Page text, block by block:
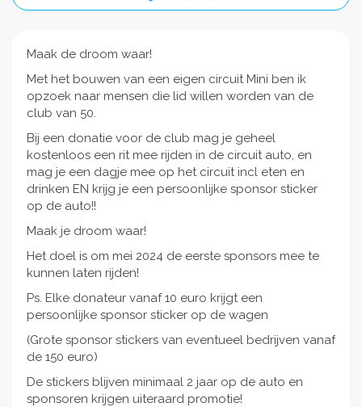
Maak de droom waar!
Met het bouwen van een eigen circuit Mini ben ik
opzoek naar mensen die lid willen worden van de
club van 50.
Bij een donatie voor de club mag je geheel
kostenloos een rit mee rijden in de circuit auto, en
mag je een dagje mee op het circuit incl eten en
drinken EN krijg je een persoonlijke sponsor sticker
op de auto!!
Maak je droom waar!
Het doel is om mei 2024 de eerste sponsors mee te
kunnen laten rijden!
Ps. Elke donateur vanaf 10 euro krijgt een
persoonlijke sponsor sticker op de wagen
(Grote sponsor stickers van eventueel bedrijven vanaf
de 150 euro)
De stickers blijven minimaal 2 jaar op de auto en
sponsoren krijgen uiteraard promotie!